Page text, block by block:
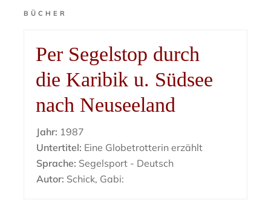
BÜCHER
Per Segelstop durch
die Karibik u. Südsee
nach Neuseeland
Jahr: 1987
Untertitel: Eine Globetrotterin erzählt
Sprache: Segelsport - Deutsch
Autor: Schick, Gabi: